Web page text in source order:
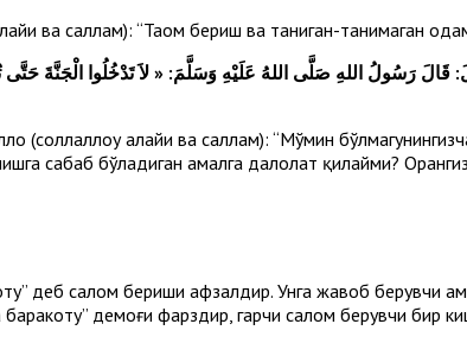
ва саллам): “Таом бериш ва таниган-танимаган
اللهِ صَلَّى اللهُ عَلَيْهِ وَسَلَّمَ: « لاَ تَدْخُلُوا الْجَنَّةَ حَتَّى
(соллаллоҳу алайҳи ва саллам): “Мўмин
сабаб бўладиган амалга далолат қилайми?
деб салом бериши афзалдир. Унга жавоб берувчи
баракотуҳ” демоғи фарздир, гарчи салом берувчи